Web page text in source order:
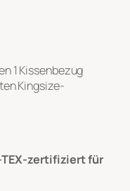
1 Kissenbezug
Kingsize-
zertifiziert für